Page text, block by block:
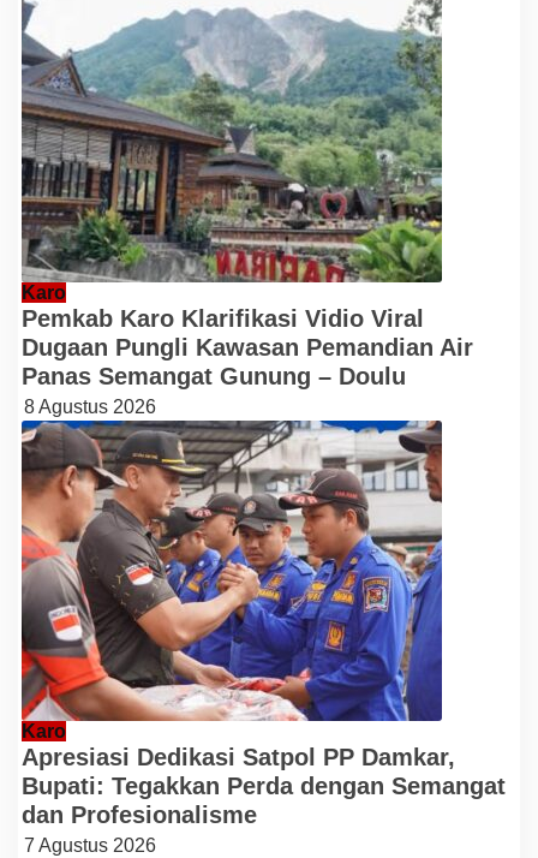
Karo
Pemkab Karo Klarifikasi Vidio Viral
Dugaan Pungli Kawasan Pemandian Air
Panas Semangat Gunung – Doulu
8 Agustus 2026
Karo
Apresiasi Dedikasi Satpol PP Damkar,
Bupati: Tegakkan Perda dengan Semangat
dan Profesionalisme
7 Agustus 2026